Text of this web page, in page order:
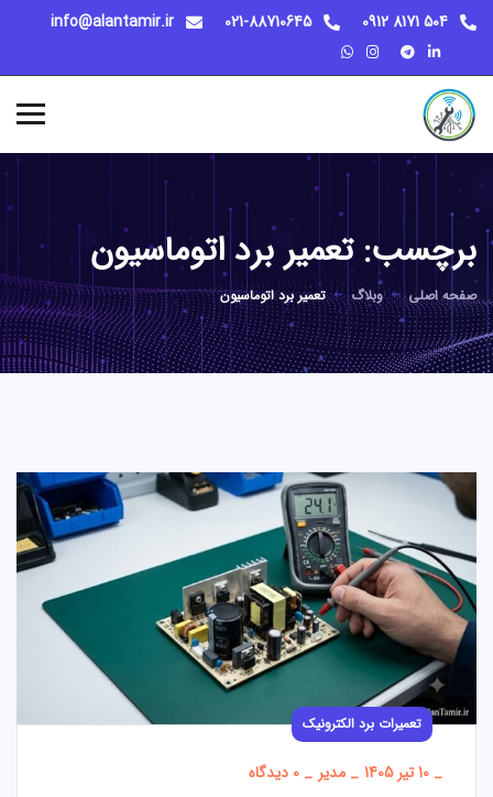
021-88710645
برچسب:تعمیر برد اتوماسیون
صفحه اصلی وبلاگ تعمیر برد اتوماسیون
تعمیرات برد الکترونیک
_ 10 تیر 1405 _ مدیر _ 0 دیدگاه